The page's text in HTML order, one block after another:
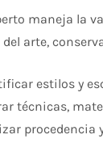
maneja la
arte,
estilos y
técnicas,
procedencia